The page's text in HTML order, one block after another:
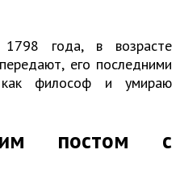
года, в возрасте
его последними
философ и умираю
постом с